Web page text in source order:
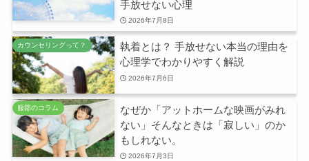
手放せない心理
2026年7月8日
カウンセリングって？
執着とは？ 手放せない本当の理由を
心理学でわかりやすく解説
2026年7月6日
服部のコラム
なぜか「アットホームな映画がみれ
ない」そんなときは「寂しい」のか
もしれない。
2026年7月3日